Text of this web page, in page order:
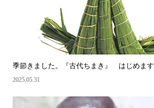
季節きました。『古代ちまき』 はじめます
2025.05.31